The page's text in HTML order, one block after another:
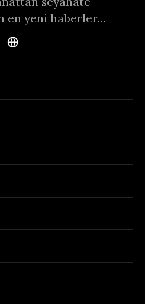
en yeni haberler…